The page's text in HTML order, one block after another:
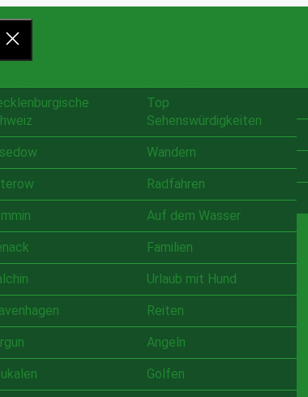
Top
Sehenswürdigkeiten
Wandern
Radfahren
Auf dem Wasser
Familien
Urlaub mit Hund
Reiten
Angeln
Golfen